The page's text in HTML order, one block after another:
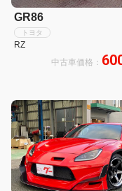
GR86
トヨタ
RZ
中古車価格：